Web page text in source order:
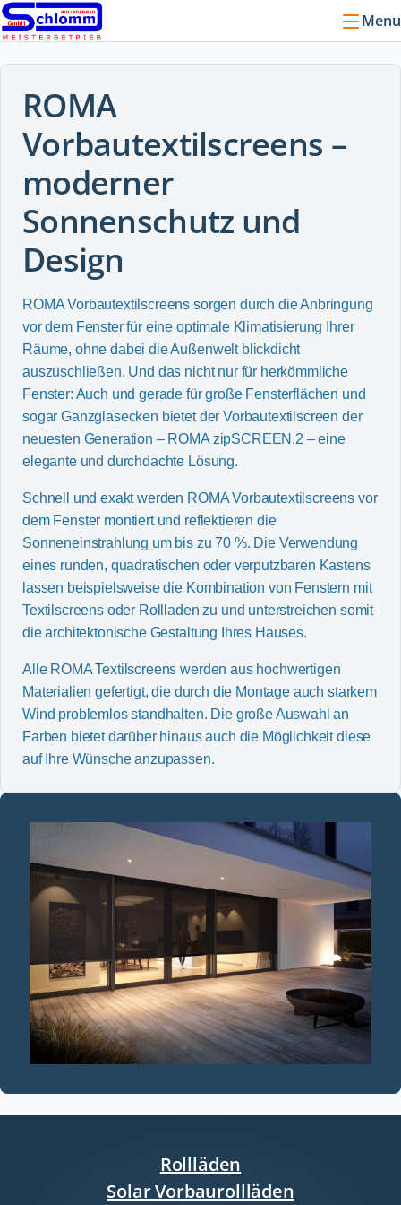
Menu
ROMA
Vorbautextilscreens –
moderner
Sonnenschutz und
Design
ROMA Vorbautextilscreens sorgen durch die Anbringung
vor dem Fenster für eine optimale Klimatisierung Ihrer
Räume, ohne dabei die Außenwelt blickdicht
auszuschließen. Und das nicht nur für herkömmliche
Fenster: Auch und gerade für große Fensterflächen und
sogar Ganzglasecken bietet der Vorbautextilscreen der
neuesten Generation – ROMA zipSCREEN.2 – eine
elegante und durchdachte Lösung.
Schnell und exakt werden ROMA Vorbautextilscreens vor
dem Fenster montiert und reflektieren die
Sonneneinstrahlung um bis zu 70 %. Die Verwendung
eines runden, quadratischen oder verputzbaren Kastens
lassen beispielsweise die Kombination von Fenstern mit
Textilscreens oder Rollladen zu und unterstreichen somit
die architektonische Gestaltung Ihres Hauses.
Alle ROMA Textilscreens werden aus hochwertigen
Materialien gefertigt, die durch die Montage auch starkem
Wind problemlos standhalten. Die große Auswahl an
Farben bietet darüber hinaus auch die Möglichkeit diese
auf Ihre Wünsche anzupassen.
Rollläden
Solar Vorbaurollläden